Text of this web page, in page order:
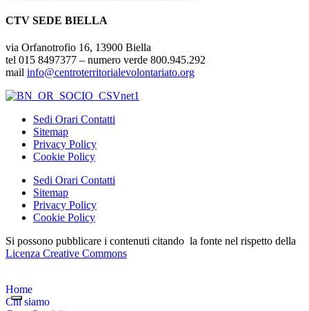
CTV SEDE BIELLA
via Orfanotrofio 16, 13900 Biella
tel 015 8497377 – numero verde 800.945.292
mail info@centroterritorialevolontariato.org
Sedi Orari Contatti
Sitemap
Privacy Policy
Cookie Policy
Sedi Orari Contatti
Sitemap
Privacy Policy
Cookie Policy
Si possono pubblicare i contenuti citando la fonte nel rispetto della
Licenza Creative Commons
Home
Chi siamo